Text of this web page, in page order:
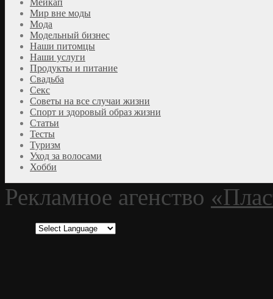
Мейкап
Мир вне моды
Мода
Модельный бизнес
Наши питомцы
Наши услуги
Продукты и питание
Свадьба
Секс
Советы на все случаи жизни
Спорт и здоровый образ жизни
Статьи
Тесты
Туризм
Уход за волосами
Хобби
Рекламное агенство